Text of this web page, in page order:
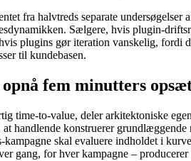
fra halvtreds separate
Sælgere, hvis plugin-
plugins gør iteration vanskelig, fordi
til kundebasen.
fem minutters
time-to-value, deler arkitektoniske
handlende konstruerer
skal evaluere indholdet i
gang, for hver kampagne –